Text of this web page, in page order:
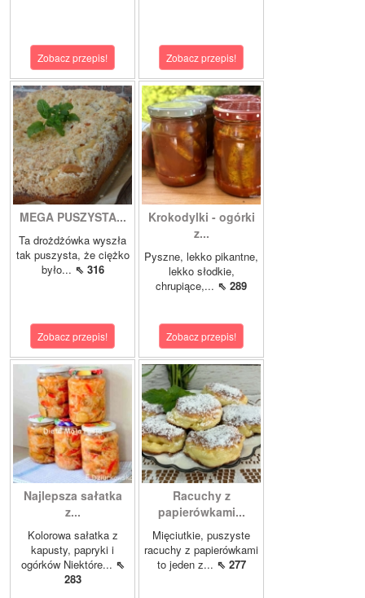
Zobacz przepis! Zobacz przepis!
MEGA PUSZYSTA...
Ta drożdżówka wyszła
tak puszysta, że ciężko
było... ⇖ 316
Zobacz przepis!
Krokodylki - ogórki
z...
Pyszne, lekko pikantne,
lekko słodkie,
chrupiące,... ⇖ 289
Zobacz przepis!
Najlepsza sałatka
z...
Kolorowa sałatka z
kapusty, papryki i
ogórków Niektóre... ⇖
283
Racuchy z
papierówkami...
Mięciutkie, puszyste
racuchy z papierówkami
to jeden z... ⇖ 277